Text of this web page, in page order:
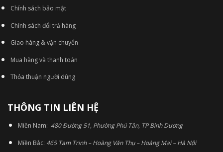
Chính sách bảo mật
Chính sách đổi trả hàng
Giao hàng & vận chuyển
Mua hàng và thanh toán
Thỏa thuận người dùng
THÔNG TIN LIÊN HỆ
Miền Nam: 480 Đường 51, Phường Phú Tân, TP Bình Dương
Miền Bắc: 465 Tam Trinh – Hoàng Văn Thụ – Hoàng Mai – Hà Nội